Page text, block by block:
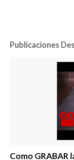
Publicaciones
Como GRABAR